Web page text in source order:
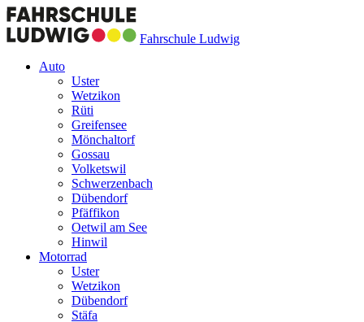
Fahrschule Ludwig
Auto
Uster
Wetzikon
Rüti
Greifensee
Mönchaltorf
Gossau
Volketswil
Schwerzenbach
Dübendorf
Pfäffikon
Oetwil am See
Hinwil
Motorrad
Uster
Wetzikon
Dübendorf
Stäfa